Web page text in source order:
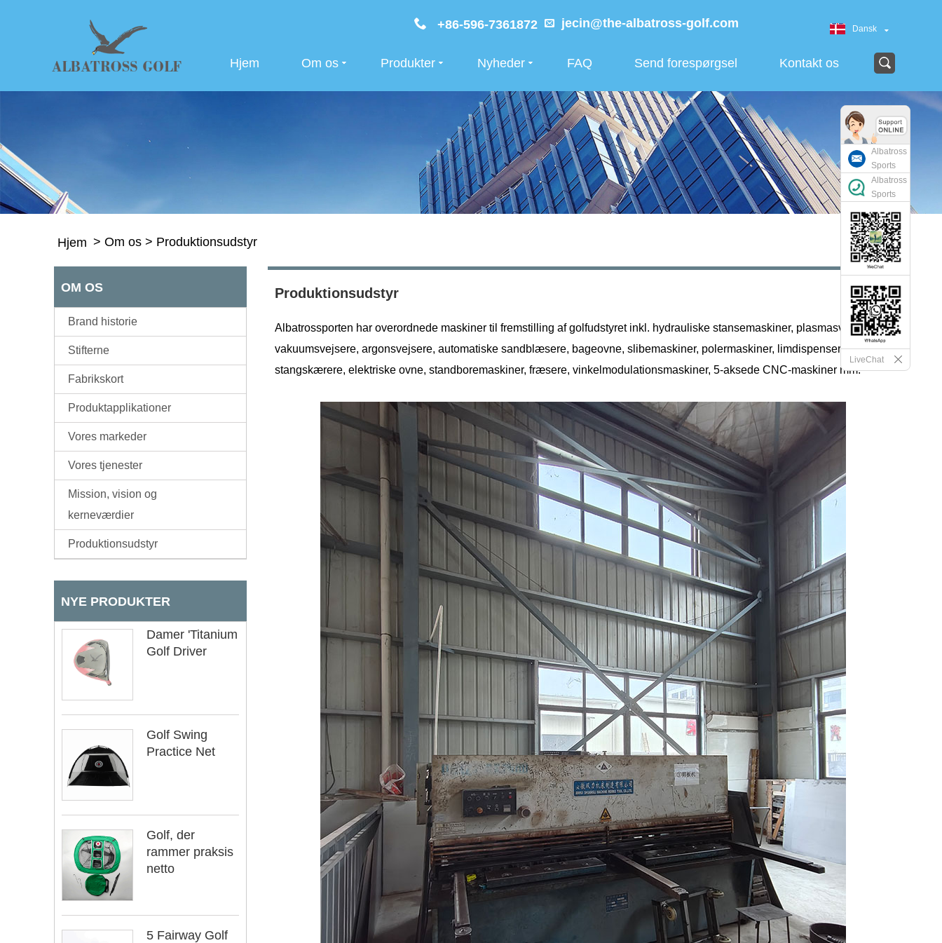
+86-596-7361872 jecin@the-albatross-golf.com Dansk
Hjem Om os Produkter Nyheder FAQ Send forespørgsel Kontakt os
Hjem > Om os > Produktionsudstyr
OM OS
Brand historie
Stifterne
Fabrikskort
Produktapplikationer
Vores markeder
Vores tjenester
Mission, vision og
kerneværdier
Produktionsudstyr
NYE PRODUKTER
Damer 'Titanium
Golf Driver
Golf Swing
Practice Net
Golf, der
rammer praksis
netto
5 Fairway Golf
Produktionsudstyr
Albatrossporten har overordnede maskiner til fremstilling af golfudstyret inkl. hydrauliske stansemaskiner, plasmasvejsere,
vakuumsvejsere, argonsvejsere, automatiske sandblæsere, bageovne, slibemaskiner, polermaskiner, limdispensere,
stangskærere, elektriske ovne, standboremaskiner, fræsere, vinkelmodulationsmaskiner, 5-aksede CNC-maskiner mm.
Albatross
Sports
Albatross
Sports
LiveChat